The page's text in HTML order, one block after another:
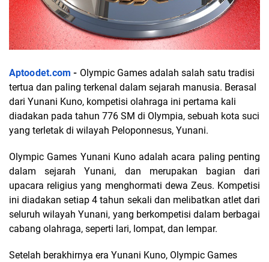
Aptoodet.com - Olympic Games adalah salah satu tradisi
tertua dan paling terkenal dalam sejarah manusia. Berasal
dari Yunani Kuno, kompetisi olahraga ini pertama kali
diadakan pada tahun 776 SM di Olympia, sebuah kota suci
yang terletak di wilayah Peloponnesus, Yunani.
Olympic Games Yunani Kuno adalah acara paling penting
dalam sejarah Yunani, dan merupakan bagian dari
upacara religius yang menghormati dewa Zeus. Kompetisi
ini diadakan setiap 4 tahun sekali dan melibatkan atlet dari
seluruh wilayah Yunani, yang berkompetisi dalam berbagai
cabang olahraga, seperti lari, lompat, dan lempar.
Setelah berakhirnya era Yunani Kuno, Olympic Games